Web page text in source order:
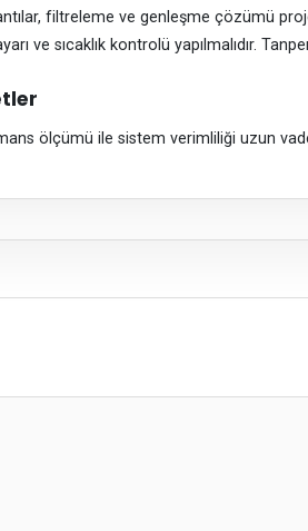
filtreleme ve genleşme çözümü
ve sıcaklık kontrolü yapılmalıdır.
ölçümü ile sistem verimliliği uzun